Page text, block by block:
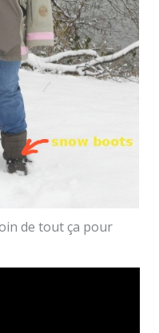
de tout ça pour